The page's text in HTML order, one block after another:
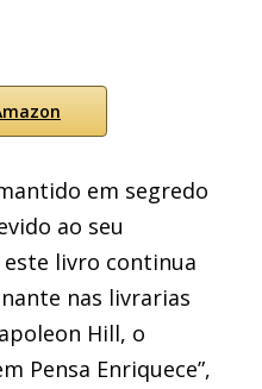
em segredo
ao seu
livro continua
nas livrarias
Hill, o
Pensa Enriquece”,